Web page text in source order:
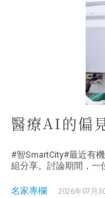
醫療AI的偏
#智SmartCity#最近有
組分享。討論期間，一
名家專欄 2026年07月